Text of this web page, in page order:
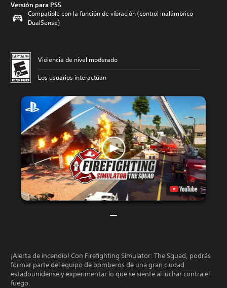
Versión para PS5
Compatible con la función de vibración (control inalámbrico
DualSense)
Violencia de nivel moderado
Los usuarios interactúan
¡Alerta de incendio! Con Firefighting Simulator: The Squad, podrás
formar parte del equipo de bomberos de una gran ciudad
estadounidense y experimentar lo que se siente al luchar contra el
fuego.